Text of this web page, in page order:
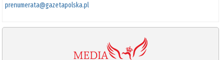
prenumerata@gazetapolska.pl